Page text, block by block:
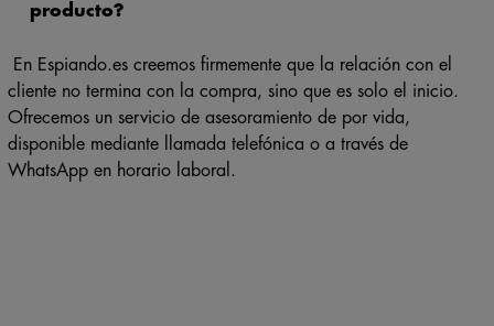
producto?
En Espiando.es creemos firmemente que la relación con el
cliente no termina con la compra, sino que es solo el inicio.
Ofrecemos un servicio de asesoramiento de por vida,
disponible mediante llamada telefónica o a través de
WhatsApp en horario laboral.